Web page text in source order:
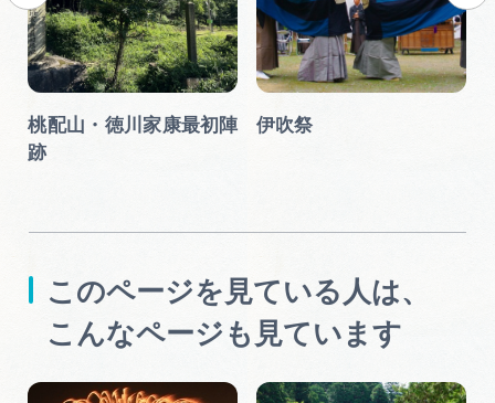
桃配山・徳川家康最初陣
跡
伊吹祭
このページを見ている人は、
こんなページも見ています